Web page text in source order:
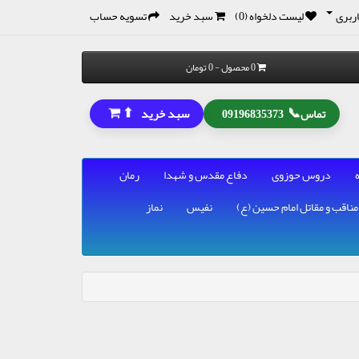
لیست دلخواه (0) سبد خرید تسویه حساب
0 محصول - 0 تومان
تماس📞
09196835373 سبد خرید ⬆
دروس حوزوی دفاع مقدس و شهدا
رمان
مناقب و مقاتل امام حسین (ع) نفیس
نماز